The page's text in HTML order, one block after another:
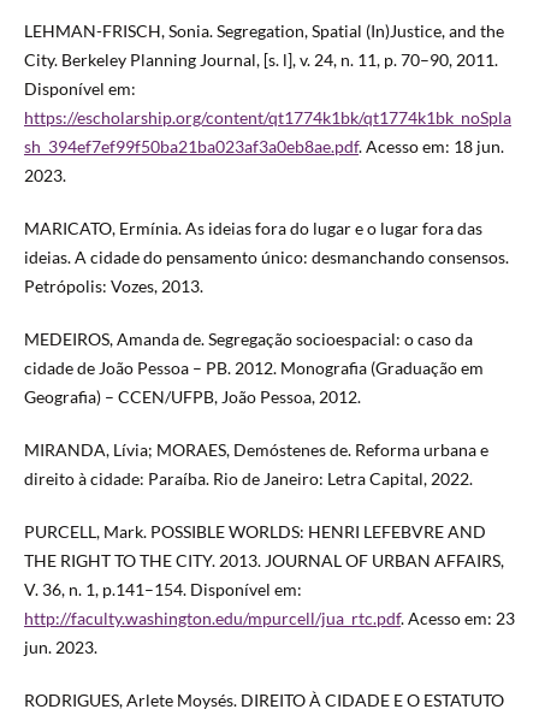
LEHMAN-FRISCH, Sonia. Segregation, Spatial (In)Justice, and the
City. Berkeley Planning Journal, [s. l], v. 24, n. 11, p. 70–90, 2011.
Disponível em:
https://escholarship.org/content/qt1774k1bk/qt1774k1bk_noSpla
sh_394ef7ef99f50ba21ba023af3a0eb8ae.pdf. Acesso em: 18 jun.
2023.
MARICATO, Ermínia. As ideias fora do lugar e o lugar fora das
ideias. A cidade do pensamento único: desmanchando consensos.
Petrópolis: Vozes, 2013.
MEDEIROS, Amanda de. Segregação socioespacial: o caso da
cidade de João Pessoa – PB. 2012. Monografia (Graduação em
Geografia) – CCEN/UFPB, João Pessoa, 2012.
MIRANDA, Lívia; MORAES, Demóstenes de. Reforma urbana e
direito à cidade: Paraíba. Rio de Janeiro: Letra Capital, 2022.
PURCELL, Mark. POSSIBLE WORLDS: HENRI LEFEBVRE AND
THE RIGHT TO THE CITY. 2013. JOURNAL OF URBAN AFFAIRS,
V. 36, n. 1, p.141–154. Disponível em:
http://faculty.washington.edu/mpurcell/jua_rtc.pdf. Acesso em: 23
jun. 2023.
RODRIGUES, Arlete Moysés. DIREITO À CIDADE E O ESTATUTO